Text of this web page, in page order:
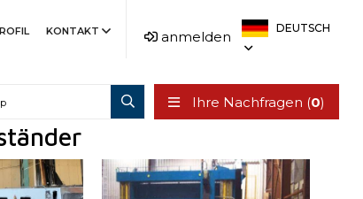
KONTAKT anmelden
DEUTSCH
Ihre Nachfragen (0)